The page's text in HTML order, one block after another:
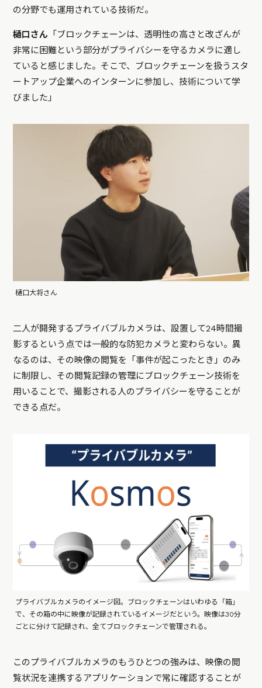
の分野でも運用されている技術だ。
樋口さん 「ブロックチェーンは、透明性の高さと改ざんが
非常に困難という部分がプライバシーを守るカメラに適し
ていると感じました。そこで、ブロックチェーンを扱うスタ
ートアップ企業へのインターンに参加し、技術について学
びました」
樋口大将さん
二人が開発するプライバブルカメラは、設置して24時間撮
影するという点では一般的な防犯カメラと変わらない。異
なるのは、その映像の閲覧を「事件が起こったとき」のみ
に制限し、その閲覧記録の管理にブロックチェーン技術を
用いることで、撮影される人のプライバシーを守ることが
できる点だ。
プライバブルカメラのイメージ図。ブロックチェーンはいわゆる「箱」
で、その箱の中に映像が記録されているイメージだという。映像は30分
ごとに分けて記録され、全てブロックチェーンで管理される。
このプライバブルカメラのもうひとつの強みは、映像の閲
覧状況を連携するアプリケーションで常に確認することが